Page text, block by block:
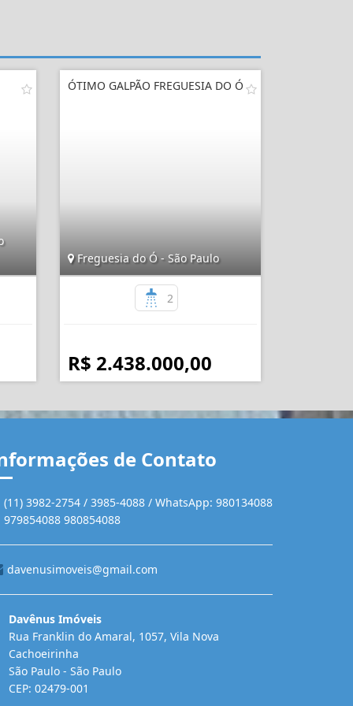
ÓTIMO GALPÃO FREGUESIA DO Ó
Freguesia do Ó - São Paulo
2
R$ 2.438.000,00
de Contato
(11) 3982-2754 / 3985-4088 / WhatsApp: 980134088
979854088 980854088
davenusimoveis@gmail.com
Davênus Imóveis
Rua Franklin do Amaral, 1057, Vila Nova
Cachoeirinha
São Paulo - São Paulo
CEP: 02479-001